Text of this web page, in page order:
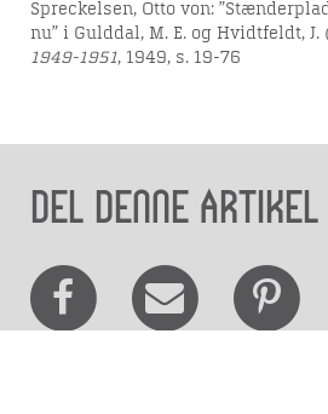
Spreckelsen, Otto von:
nu” i Gulddal, M. E. og Hvidtfeldt, J.
1949-1951, 1949, s. 19-76
Del denne artikel